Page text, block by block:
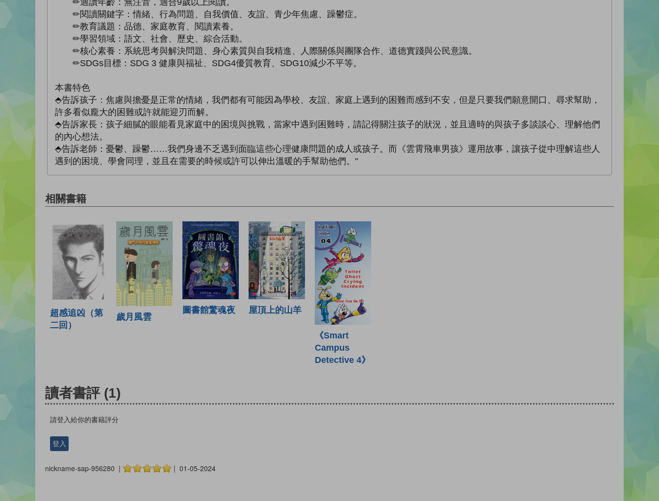
✏閱讀關鍵字：情緒、行為問題、自我價值、友誼、青少年焦慮、躁鬱症。
✏教育議題：品德、家庭教育、閱讀素養。
✏學習領域：語文、社會、歷史、綜合活動。
✏核心素養：系統思考與解決問題、身心素質與自我精進、人際關係與團隊合作、道德實踐與公民意識。
✏SDGs目標：SDG 3 健康與福祉、SDG4優質教育、SDG10減少不平等。
本書特色
⬘告訴孩子：焦慮與擔憂是正常的情緒，我們都有可能因為學校、友誼、家庭上遇到的困難而感到不安，但是只要我們願意開口、尋求幫助，
許多看似龐大的困難或許就能迎刃而解。
⬘告訴家長：孩子細膩的眼能看見家庭中的困境與挑戰，當家中遇到困難時，請記得關注孩子的狀況，並且適時的與孩子多談談心、理解他們
的內心想法。
⬘告訴老師：憂鬱、躁鬱……我們身邊不乏遇到面臨這些心理健康問題的成人或孩子。而《雲霄飛車男孩》運用故事，讓孩子從中理解這些人
遇到的困境、學會同理，並且在需要的時候或許可以伸出溫暖的手幫助他們。"
相關書籍
超感追凶（第
二回）
歲月風雲
圖書館驚魂夜 屋頂上的山羊
《Smart
Campus
Detective 4》
讀者書評 (1)
請登入給你的書籍評分
登入
nickname-sap-956280 | | 01-05-2024